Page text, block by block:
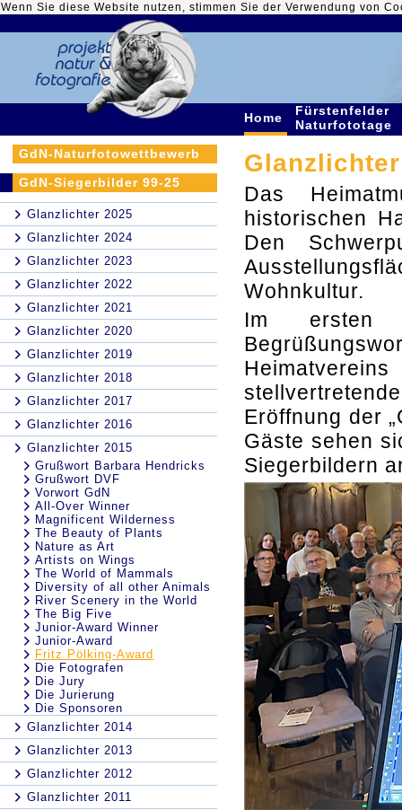
Wenn Sie diese Website nutzen, stimmen Sie der Verwendung von
Home
Fürstenfelder
Naturfototage
GdN-Naturfotowettbewerb
GdN-Siegerbilder 99-25
Glanzlichter 2025
Glanzlichter 2024
Glanzlichter 2023
Glanzlichter 2022
Glanzlichter 2021
Glanzlichter 2020
Glanzlichter 2019
Glanzlichter 2018
Glanzlichter 2017
Glanzlichter 2016
Glanzlichter 2015
Grußwort Barbara Hendricks
Grußwort DVF
Vorwort GdN
All-Over Winner
Magnificent Wilderness
The Beauty of Plants
Nature as Art
Artists on Wings
The World of Mammals
Diversity of all other Animals
River Scenery in the World
The Big Five
Junior-Award Winner
Junior-Award
Fritz Pölking-Award
Die Fotografen
Die Jury
Die Jurierung
Die Sponsoren
Glanzlichter 2014
Glanzlichter 2013
Glanzlichter 2012
Glanzlichter 2011
Das
historischen
Den
Wohnkultur.
Im ersten
Eröffnung der
Gäste sehen
Siegerbildern